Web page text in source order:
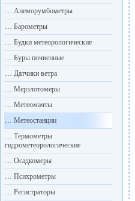
… Анеморумбометры
… Барометры
… Будки метеорологические
… Буры почвенные
… Датчики ветра
… Мерзлотомеры
… Метеомачты
… Метеостанции
… Термометры
гидрометеорологические
… Осадкомеры
… Психрометры
… Регистраторы